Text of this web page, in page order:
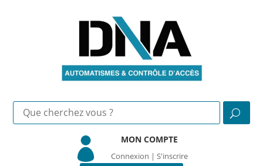
 MON COMPTE
Connexion | S'inscrire